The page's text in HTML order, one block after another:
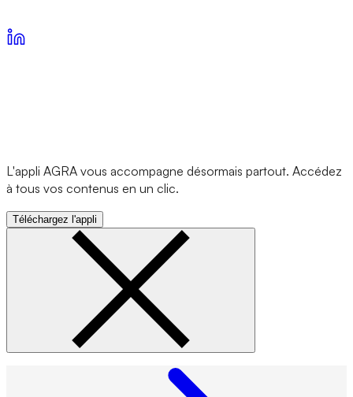
L'appli AGRA vous accompagne désormais partout. Accédez
à tous vos contenus en un clic.
Téléchargez l'appli